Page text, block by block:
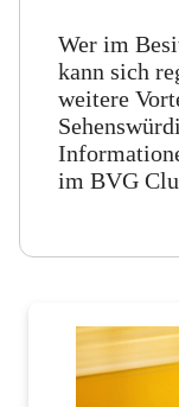
Wer im
kann sich
weitere
im BVG